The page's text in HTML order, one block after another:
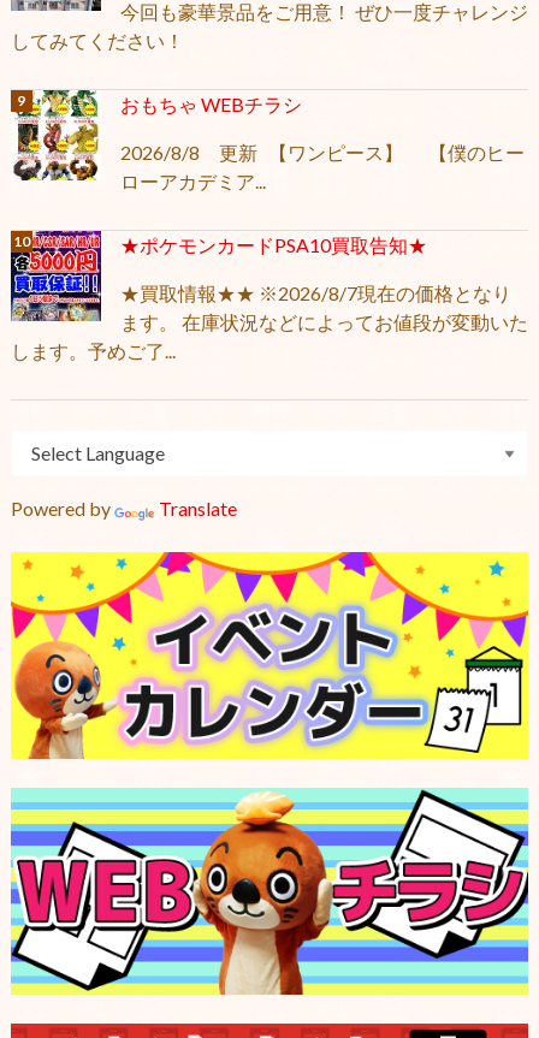
今回も豪華景品をご用意！ ぜひ一度チャレンジ
してみてください！
おもちゃ WEBチラシ
2026/8/8 更新 【ワンピース】 【僕のヒー
ローアカデミア...
★ポケモンカードPSA10買取告知★
★買取情報★★ ※2026/8/7現在の価格となり
ます。 在庫状況などによってお値段が変動いた
します。予めご了...
Powered by Translate